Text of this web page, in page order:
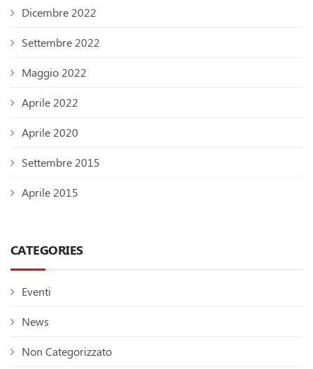
Dicembre 2022
Settembre 2022
Maggio 2022
Aprile 2022
Aprile 2020
Settembre 2015
Aprile 2015
CATEGORIES
Eventi
News
Non Categorizzato